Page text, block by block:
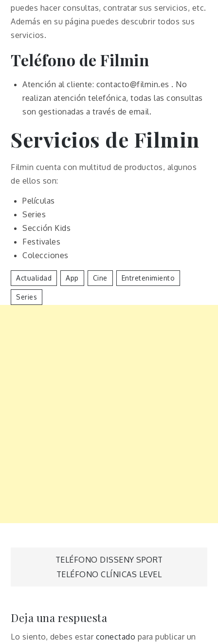
puedes hacer consultas, contratar sus servicios, etc.
Además en su página puedes descubrir todos sus
servicios.
Teléfono de Filmin
Atención al cliente: contacto@filmin.es . No
realizan atención telefónica, todas las consultas
son gestionadas a través de email.
Servicios de Filmin
Filmin cuenta con multitud de productos, algunos
de ellos son:
Películas
Series
Sección Kids
Festivales
Colecciones
Actualidad App Cine Entretenimiento
Series
Navegación
entradas
TELÉFONO DISSENY SPORT
TELÉFONO CLÍNICAS LEVEL
Deja una respuesta
Lo siento, debes estar conectado para publicar un